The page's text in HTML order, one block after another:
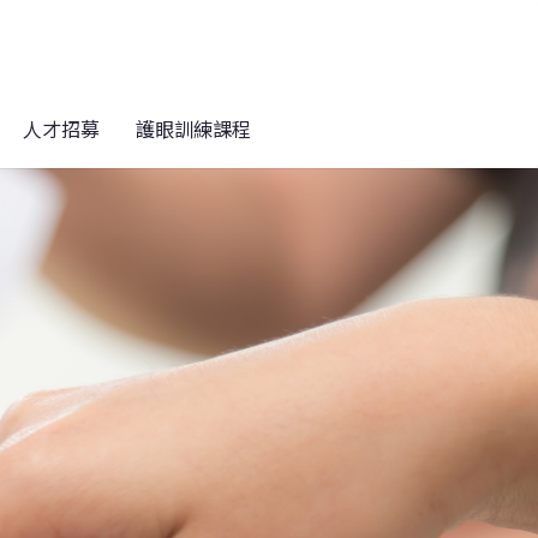
人才招募 護眼訓練課程